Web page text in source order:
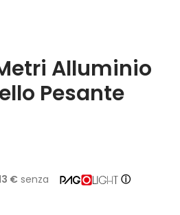
Alluminio
Pesante
€senza
ⓘ